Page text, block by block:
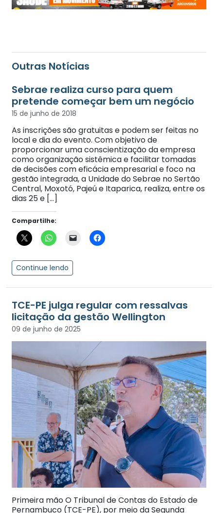
Outras Notícias
Sebrae realiza curso para quem
pretende começar bem um negócio
15 de junho de 2018
As inscrições são gratuitas e podem ser feitas no
local e dia do evento. Com objetivo de
proporcionar uma conscientização da empresa
como organização sistêmica e facilitar tomadas
de decisões com eficácia empresarial e foco na
gestão integrada, a Unidade do Sebrae no Sertão
Central, Moxotó, Pajeú e Itaparica, realiza, entre os
dias 25 e […]
Compartilhe:
Continue lendo
TCE-PE julga regular com ressalvas
licitação da gestão Wellington
09 de junho de 2025
Primeira mão O Tribunal de Contas do Estado de
Pernambuco (TCE-PE), por meio da Segunda